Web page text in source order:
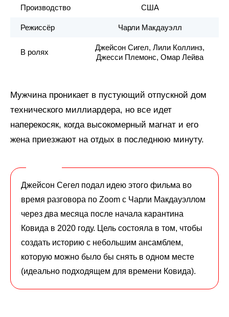
Производство США
Режиссёр Чарли Макдауэлл
В ролях
Джейсон Сигел, Лили Коллинз,
Джесси Племонс, Омар Лейва
Мужчина проникает в пустующий отпускной дом
технического миллиардера, но все идет
наперекосяк, когда высокомерный магнат и его
жена приезжают на отдых в последнюю минуту.
Джейсон Сегел подал идею этого фильма во
время разговора по Zoom с Чарли Макдауэллом
через два месяца после начала карантина
Ковида в 2020 году. Цель состояла в том, чтобы
создать историю с небольшим ансамблем,
которую можно было бы снять в одном месте
(идеально подходящем для времени Ковида).